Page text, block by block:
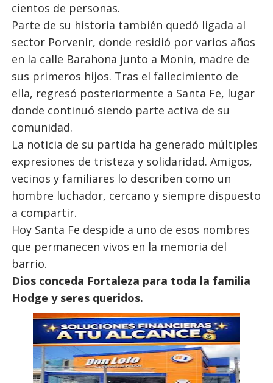
cientos de personas.
Parte de su historia también quedó ligada al
sector Porvenir, donde residió por varios años
en la calle Barahona junto a Monin, madre de
sus primeros hijos. Tras el fallecimiento de
ella, regresó posteriormente a Santa Fe, lugar
donde continuó siendo parte activa de su
comunidad.
La noticia de su partida ha generado múltiples
expresiones de tristeza y solidaridad. Amigos,
vecinos y familiares lo describen como un
hombre luchador, cercano y siempre dispuesto
a compartir.
Hoy Santa Fe despide a uno de esos nombres
que permanecen vivos en la memoria del
barrio.
Dios conceda Fortaleza para toda la familia
Hodge y seres queridos.